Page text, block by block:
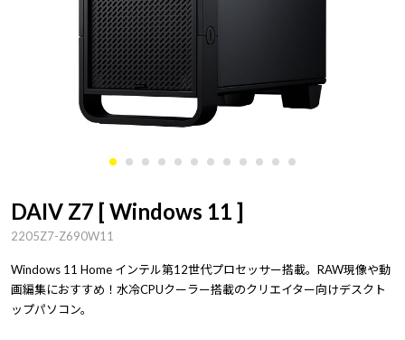
DAIV Z7 [ Windows 11 ]
2205Z7-Z690W11
Windows 11 Home インテル第12世代プロセッサー搭載。RAW現像や動
画編集におすすめ！水冷CPUクーラー搭載のクリエイター向けデスクト
ップパソコン。